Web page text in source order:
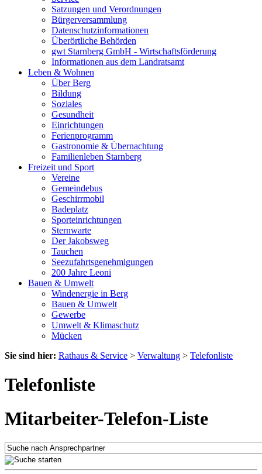
Satzungen und Verordnungen
Bürgerversammlung
Datenschutzinformationen
Überörtliche Behörden
gwt Starnberg GmbH - Wirtschaftsförderung
Informationen aus dem Landratsamt
Leben & Wohnen
Über Berg
Bildung
Soziales
Gesundheit
Einrichtungen
Ferienprogramm
Gastronomie & Übernachtung
Familienleben Starnberg
Freizeit und Sport
Vereine
Gemeindebus
Geschirrmobil
Badeplatz
Sporteinrichtungen
Sternwarte
Der Jakobsweg
Tauchen
Seezufahrtsgenehmigungen
200 Jahre Leoni
Bauen & Umwelt
Windenergie in Berg
Bauen & Umwelt
Gewerbe
Umwelt & Klimaschutz
Mücken
Sie sind hier: Rathaus & Service > Verwaltung > Telefonliste
Telefonliste
Mitarbeiter-Telefon-Liste